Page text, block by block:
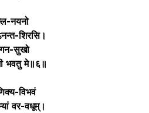
नयनो
शिरसि।
सुखो
भवतु मे॥६॥
विभवं
वर-वधूम्।